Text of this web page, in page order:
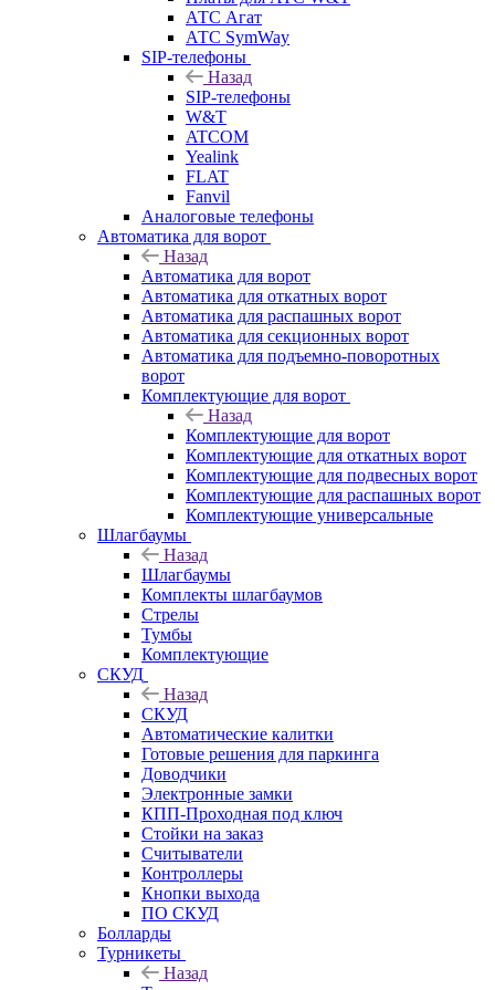
АТС Агат
АТС SymWay
SIP-телефоны
Назад
SIP-телефоны
W&T
ATCOM
Yealink
FLAT
Fanvil
Аналоговые телефоны
Автоматика для ворот
Назад
Автоматика для ворот
Автоматика для откатных ворот
Автоматика для распашных ворот
Автоматика для секционных ворот
Автоматика для подъемно-поворотных
ворот
Комплектующие для ворот
Назад
Комплектующие для ворот
Комплектующие для откатных ворот
Комплектующие для подвесных ворот
Комплектующие для распашных ворот
Комплектующие универсальные
Шлагбаумы
Назад
Шлагбаумы
Комплекты шлагбаумов
Стрелы
Тумбы
Комплектующие
СКУД
Назад
СКУД
Автоматические калитки
Готовые решения для паркинга
Доводчики
Электронные замки
КПП-Проходная под ключ
Стойки на заказ
Считыватели
Контроллеры
Кнопки выхода
ПО СКУД
Болларды
Турникеты
Назад